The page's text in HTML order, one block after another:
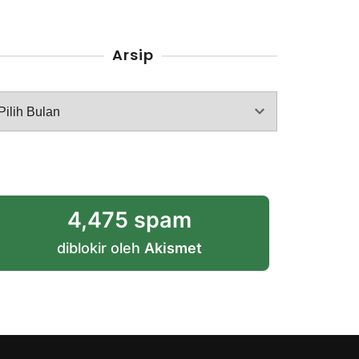
Arsip
4,475 spam
diblokir oleh Akismet